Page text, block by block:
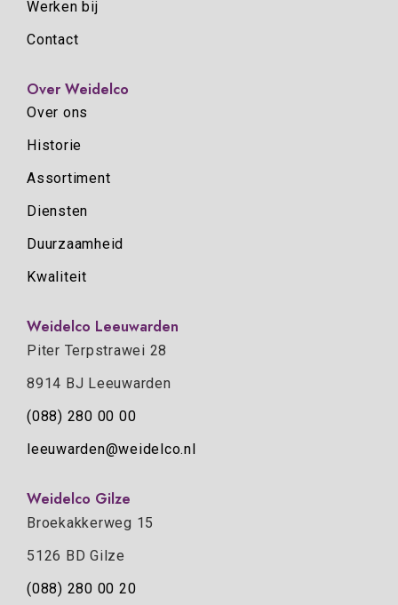
Werken bij
Contact
Over Weidelco
Over ons
Historie
Assortiment
Diensten
Duurzaamheid
Kwaliteit
Weidelco Leeuwarden
Piter Terpstrawei 28
8914 BJ Leeuwarden
(088) 280 00 00
leeuwarden@weidelco.nl
Weidelco Gilze
Broekakkerweg 15
5126 BD Gilze
(088) 280 00 20